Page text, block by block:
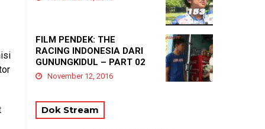
FILM PENDEK: THE
RACING INDONESIA DARI
GUNUNGKIDUL – PART 02
November 12, 2016
Dok Stream